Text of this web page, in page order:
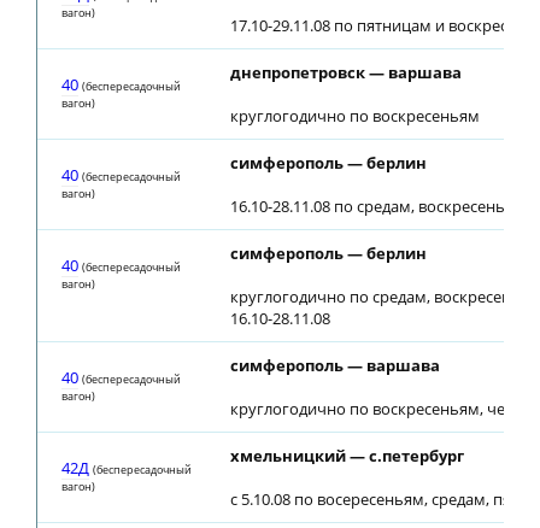
вагон)
17.10-29.11.08 по пятницам и
40 (беспересадочный
вагон)
днепропетровск — варшава
круглогодично по воскресеньям
40 (беспересадочный
вагон)
симферополь — берлин
16.10-28.11.08 по средам, воскресеньям
40 (беспересадочный
вагон)
симферополь — берлин
круглогодично по средам,
16.10-28.11.08
40 (беспересадочный
вагон)
симферополь — варшава
круглогодично по воскресеньям,
42Д (беспересадочный
вагон)
хмельницкий — с.петербург
с 5.10.08 по восересеньям, средам,